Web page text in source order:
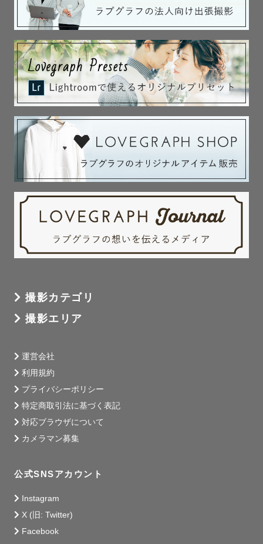
撮影カテゴリ
撮影エリア
運営会社
利用規約
プライバシーポリシー
特定商取引法に基づく表記
対応ブラウザについて
カメラマン募集
公式SNSアカウント
Instagram
X (旧: Twitter)
Facebook